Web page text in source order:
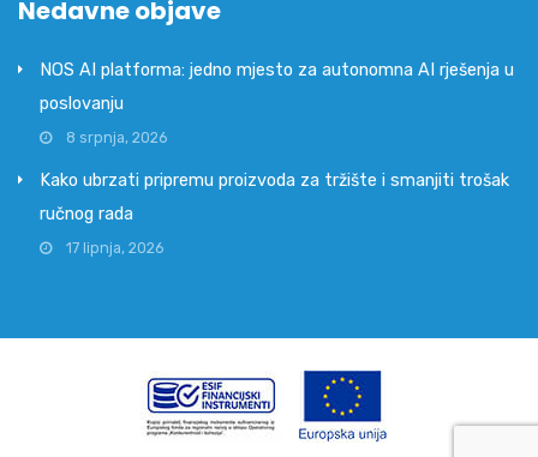
Nedavne objave
NOS AI platforma: jedno mjesto za autonomna AI rješenja u
poslovanju
8 srpnja, 2026
Kako ubrzati pripremu proizvoda za tržište i smanjiti trošak
ručnog rada
17 lipnja, 2026